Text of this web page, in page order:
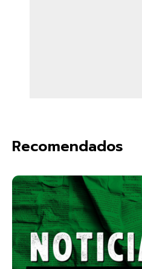
Recomendados